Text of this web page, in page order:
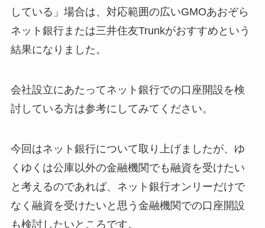
している」場合は、対応範囲の広いGMOあおぞら
ネット銀行または三井住友Trunkがおすすめという
結果になりました。
会社設立にあたってネット銀行での口座開設を検
討している方は参考にしてみてください。
今回はネット銀行について取り上げましたが、ゆ
くゆくは公庫以外の金融機関でも融資を受けたい
と考えるのであれば、ネット銀行オンリーだけで
なく融資を受けたいと思う金融機関での口座開設
も検討したいところです。